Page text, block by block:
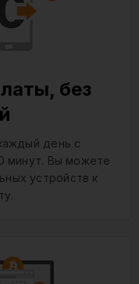
без
день с
минут. Вы можете
устройств к